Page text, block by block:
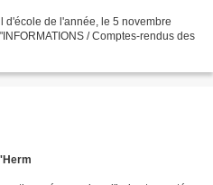
d'école de l'année, le 5 novembre
/ Comptes-rendus des